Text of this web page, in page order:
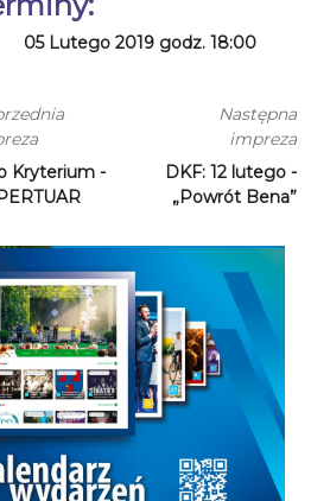
05 Lutego 2019 godz. 18:00
Kryterium -
Następna
impreza
DKF: 12 lutego -
„Powrót Bena”